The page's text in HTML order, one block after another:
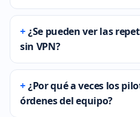
¿Se pueden ver las
sin VPN?
¿Por qué a veces los
órdenes del equipo?